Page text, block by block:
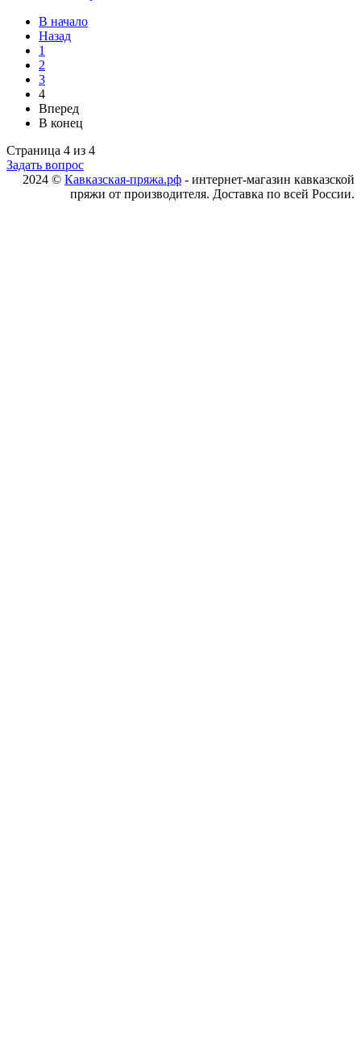
В начало
Назад
1
2
3
4
Вперед
В конец
Страница 4 из 4
Задать вопрос
2024 © Кавказская-пряжа.рф - интернет-магазин кавказской
пряжи от производителя. Доставка по всей России.